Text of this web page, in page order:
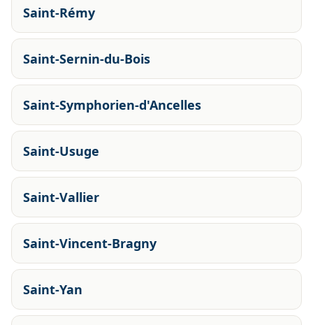
Saint-Rémy
Saint-Sernin-du-Bois
Saint-Symphorien-d'Ancelles
Saint-Usuge
Saint-Vallier
Saint-Vincent-Bragny
Saint-Yan